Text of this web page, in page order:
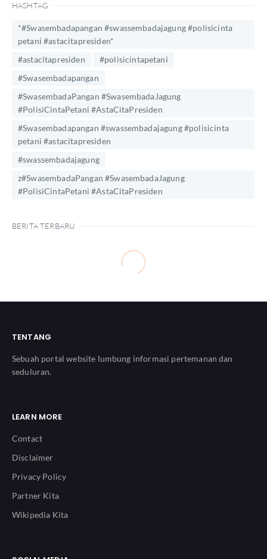
HASHTAG
*#Swasembadapangan #swassembadajagung #polisicinta
petani #astacitapresiden*
#astacitapresiden
#polisicintapetani
#Swasembadapangan
#SwasembadaPangan #SwasembadaJagung
#PolisiCintaPetani #AstaCitaPresiden
#Swasembadapangan #swassembadajagung #polisicinta
petani #astacitapresiden
#swassembadajagung
z#SwasembadaPangan #SwasembadaJagung
#PolisiCintaPetani #AstaCitaPresiden
BERITA TERBARU
TENTANG
Sebuah portal website lumbung informasi pertemanan dan
seduluran.
LEARN MORE
Contact
Disclaimer
Privacy Policy
Partner Kita
Wikipedia Kita